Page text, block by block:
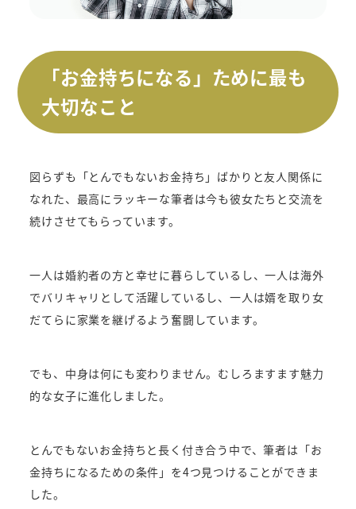
「お金持ちになる」ために最も
大切なこと
図らずも「とんでもないお金持ち」ばかりと友人関係に
なれた、最高にラッキーな筆者は今も彼女たちと交流を
続けさせてもらっています。
一人は婚約者の方と幸せに暮らしているし、一人は海外
でバリキャリとして活躍しているし、一人は婿を取り女
だてらに家業を継げるよう奮闘しています。
でも、中身は何にも変わりません。むしろますます魅力
的な女子に進化しました。
とんでもないお金持ちと長く付き合う中で、筆者は「お
金持ちになるための条件」を4つ見つけることができま
した。